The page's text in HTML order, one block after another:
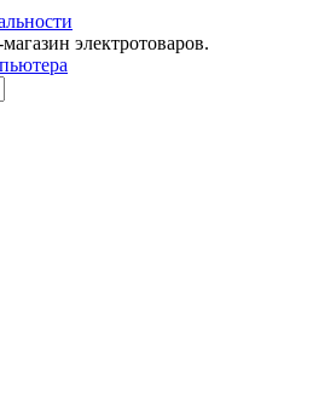
электротоваров.